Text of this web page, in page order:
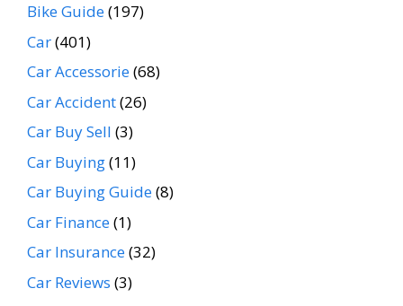
Bike Guide(197)
Car(401)
Car Accessorie(68)
Car Accident(26)
Car Buy Sell (3)
Car Buying(11)
Car Buying Guide(8)
Car Finance(1)
Car Insurance(32)
Car Reviews (3)